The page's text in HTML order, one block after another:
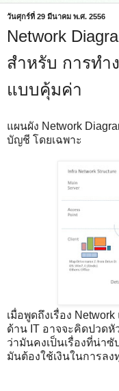
วันศุกร์ที่ 29 มีนาคม พ.ศ. 2556
Network
สำหรับ การท
แบบคุ้มค่า
แผนผัง Network
บัญชี โดยเฉพาะ
เมื่อพูดถึงเรื่อง
ด้าน IT อาจจะคิดปวด
ว่ามันคงเป็นเรื่องที่น่า
มันต้องใช้เงินในการลง